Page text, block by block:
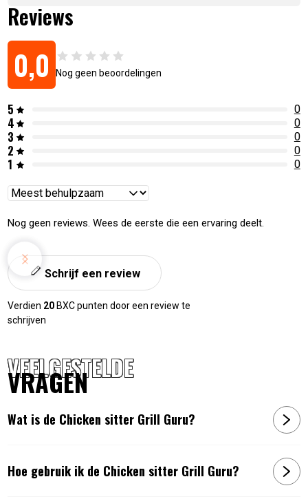
Reviews
0,0 Nog geen beoordelingen
5 0
4 0
3 0
2 0
1 0
Reviews
Nog geen reviews. Wees de eerste die een ervaring deelt.
Schrijf een review
Verdien 20 BXC punten door een review te
schrijven
VEELGESTELDE
VRAGEN
Wat is de Chicken sitter Grill Guru?
Hoe gebruik ik de Chicken sitter Grill Guru?